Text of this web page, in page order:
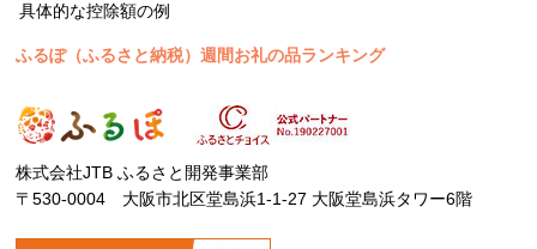
具体的な控除額の例
ふるぽ（ふるさと納税）週間お礼の品ランキング
株式会社JTB ふるさと開発事業部
〒530-0004 大阪市北区堂島浜1-1-27 大阪堂島浜タワー6階